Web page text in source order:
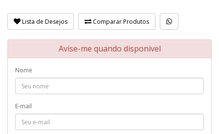
Lista de Desejos Comparar Produtos
Avise-me quando disponivel
Nome
E-mail